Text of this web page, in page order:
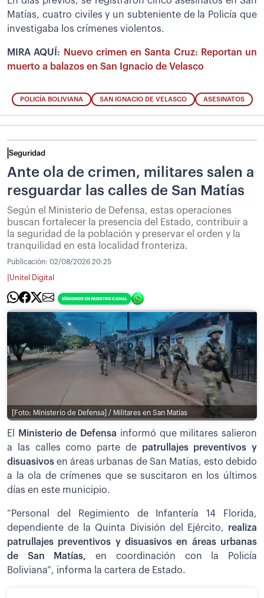
Matías, cuatro civiles y un subteniente de la Policía que
investigaba los crímenes violentos.
MIRA AQUÍ:
Nuevo crimen en Santa Cruz: Reportan un
muerto a balazos en San Ignacio de Velasco
POLICÍA BOLIVIANA SAN IGNACIO DE VELASCO ASESINATOS
Seguridad
Ante ola de crimen, militares salen a
resguardar las calles de San Matías
Según el Ministerio de Defensa, estas operaciones
buscan fortalecer la presencia del Estado, contribuir a
la seguridad de la población y preservar el orden y la
tranquilidad en esta localidad fronteriza.
Publicación: 02/08/2026 20:25
Unitel Digital
[Foto: Ministerio de Defensa] / Militares en San Matías
El Ministerio de Defensa informó que militares salieron
a las calles como parte de patrullajes preventivos y
disuasivosen áreas urbanas de San Matías, esto debido
a la ola de crímenes que se suscitaron en los últimos
días en este municipio.
“Personal del Regimiento de Infantería 14 Florida,
dependiente de la Quinta División del Ejército, realiza
patrullajes preventivos y disuasivos en áreas urbanas
de San Matías, en coordinación con la Policía
Boliviana”, informa la cartera de Estado.